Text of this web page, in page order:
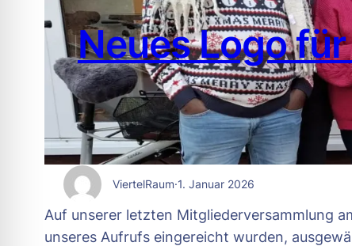
Neues Logo
ViertelRaum·1. Januar 2026
Auf unserer letzten Mitgliederversammlung
unseres Aufrufs eingereicht wurden,